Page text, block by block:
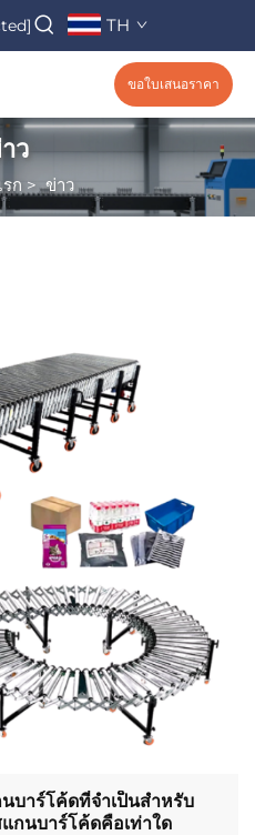
TH
ขอใบเสนอราคา
ว
ก >ข่าว
บาร์โค้ดที่จำเป็นสำหรับ
กนบาร์โค้ดคือเท่าใด